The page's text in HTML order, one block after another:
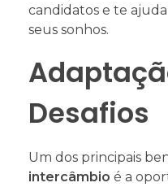
candidatos e te
seus sonhos.
Desafios
Um dos principais
intercâmbio é a